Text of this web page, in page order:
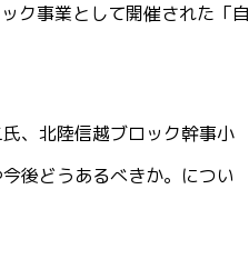
ク事業として開催された「自
、北陸信越ブロック幹事小
後どうあるべきか。につい